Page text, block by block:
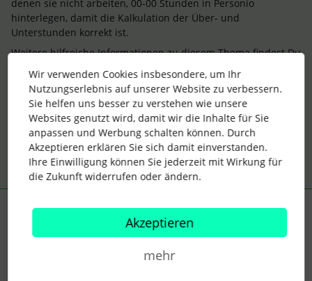
denen sie nicht arbeiten, 00-00 Stunden in Personio
hinterlegen, damit die Kalkulation der Über- und
Unterstunden korrekt ist.
Weitere hilfreiche Informationen zu diesem Thema findest Du
auch im Helpcenter Artikel
Best Practices: Teilzeitmitarbeiter
und Werkstudenten.
Viele Grüße und ein schönes Pfingstwochenende,
Karo
Ina W. Forum|Forum|4 years ago
Hallo@Laura KDPund@KarolinDasch!
Ich bin gerade auf diesen älteren Post gestoßen, da wir eine
Wir verwenden Cookies insbesondere, um Ihr
Nutzungserlebnis auf unserer Website zu verbessern.
Sie helfen uns besser zu verstehen wie unsere
Websites genutzt wird, damit wir die Inhalte für Sie
anpassen und Werbung schalten können. Durch
Akzeptieren erklären Sie sich damit einverstanden.
Ihre Einwilligung können Sie jederzeit mit Wirkung für
die Zukunft widerrufen oder ändern.
Akzeptieren
mehr